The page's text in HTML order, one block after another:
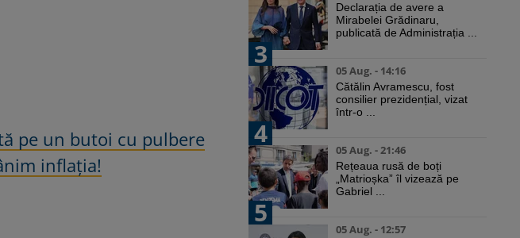
pe un butoi cu pulbere
inflația!
Declarația de avere a
Mirabelei Grădinaru,
publicată de Administrația ...
3
05 Aug. - 14:16
Cătălin Avramescu, fost
consilier prezidențial, vizat
într-o ...
4
05 Aug. - 21:46
Rețeaua rusă de boți
„Matrioșka” îl vizează pe
Gabriel ...
5
05 Aug. - 12:57